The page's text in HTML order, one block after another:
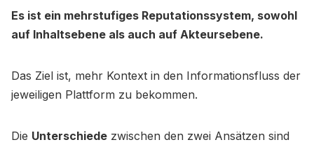
Es ist ein mehrstufiges Reputationssystem, sowohl
auf Inhaltsebene als auch auf Akteursebene.
Das Ziel ist, mehr Kontext in den Informationsfluss der
jeweiligen Plattform zu bekommen.
Die Unterschiede zwischen den zwei Ansätzen sind